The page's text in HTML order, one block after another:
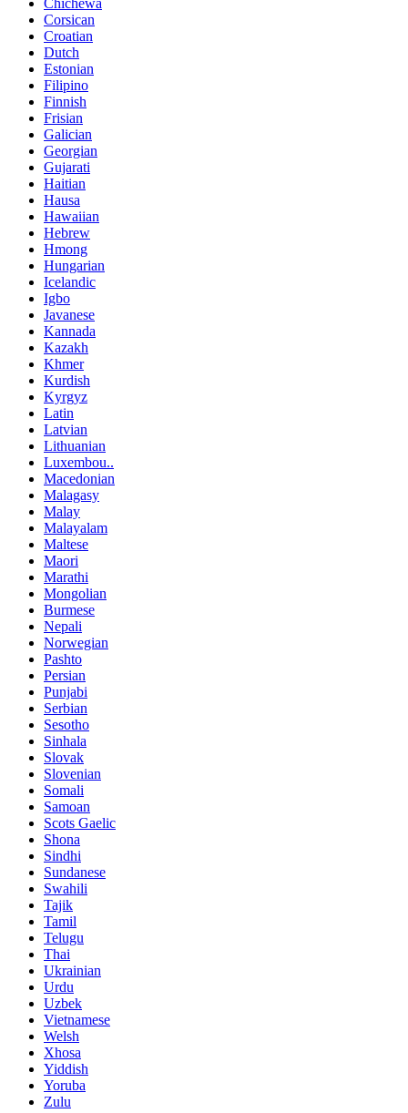
Chichewa
Corsican
Croatian
Dutch
Estonian
Filipino
Finnish
Frisian
Galician
Georgian
Gujarati
Haitian
Hausa
Hawaiian
Hebrew
Hmong
Hungarian
Icelandic
Igbo
Javanese
Kannada
Kazakh
Khmer
Kurdish
Kyrgyz
Latin
Latvian
Lithuanian
Luxembou..
Macedonian
Malagasy
Malay
Malayalam
Maltese
Maori
Marathi
Mongolian
Burmese
Nepali
Norwegian
Pashto
Persian
Punjabi
Serbian
Sesotho
Sinhala
Slovak
Slovenian
Somali
Samoan
Scots Gaelic
Shona
Sindhi
Sundanese
Swahili
Tajik
Tamil
Telugu
Thai
Ukrainian
Urdu
Uzbek
Vietnamese
Welsh
Xhosa
Yiddish
Yoruba
Zulu